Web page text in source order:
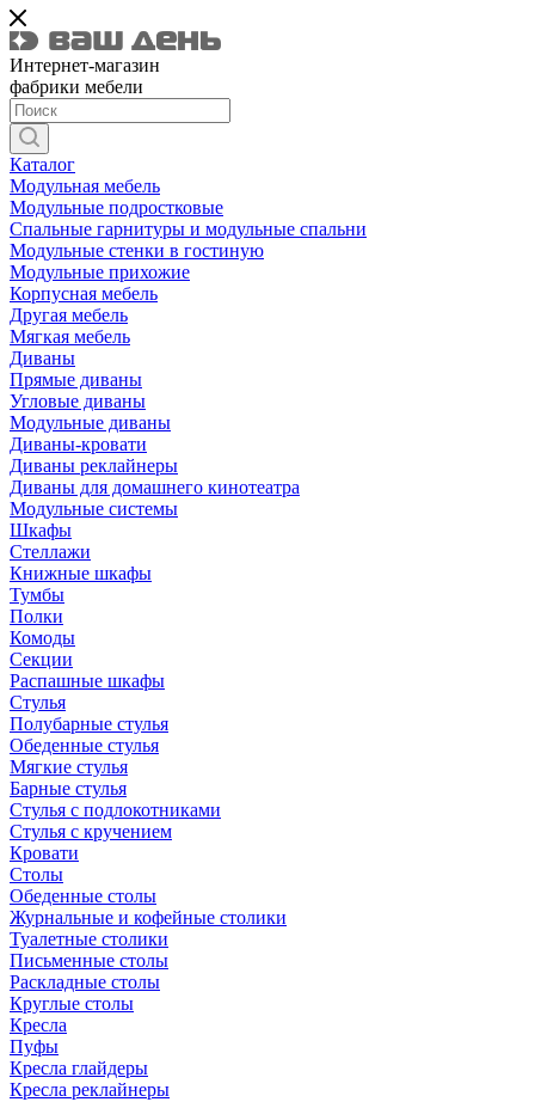
Интернет-магазин
фабрики мебели
Каталог
Модульная мебель
Модульные подростковые
Спальные гарнитуры и модульные спальни
Модульные стенки в гостиную
Модульные прихожие
Корпусная мебель
Другая мебель
Мягкая мебель
Диваны
Прямые диваны
Угловые диваны
Модульные диваны
Диваны-кровати
Диваны реклайнеры
Диваны для домашнего кинотеатра
Модульные системы
Шкафы
Стеллажи
Книжные шкафы
Тумбы
Полки
Комоды
Секции
Распашные шкафы
Стулья
Полубарные стулья
Обеденные стулья
Мягкие стулья
Барные стулья
Стулья с подлокотниками
Стулья с кручением
Кровати
Столы
Обеденные столы
Журнальные и кофейные столики
Туалетные столики
Письменные столы
Раскладные столы
Круглые столы
Кресла
Пуфы
Кресла глайдеры
Кресла реклайнеры